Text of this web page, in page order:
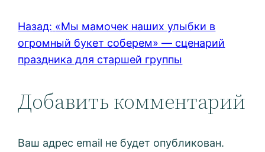
Назад: «Мы мамочек наших улыбки в
огромный букет соберем» — сценарий
праздника для старшей группы
Добавить комментарий
Ваш адрес email не будет опубликован.